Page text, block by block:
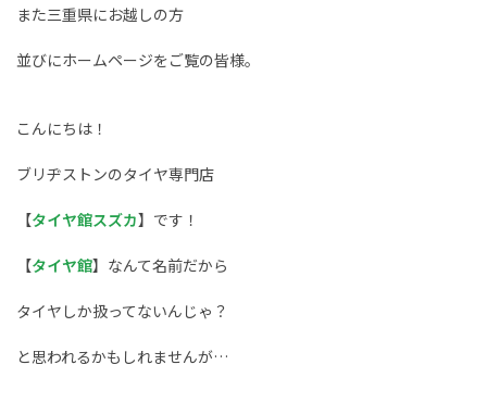
また三重県にお越しの方
並びにホームページをご覧の皆様。
こんにちは！
ブリヂストンのタイヤ専門店
【タイヤ館スズカ】です！
【タイヤ館】なんて名前だから
タイヤしか扱ってないんじゃ？
と思われるかもしれませんが…